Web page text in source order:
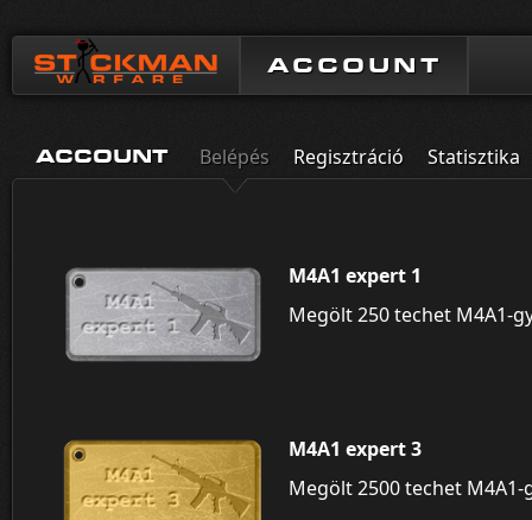
ACCOUNT
ACCOUNT Belépés Regisztráció Statisztika
M4A1 expert 1
Megölt 250 techet M4A1-
M4A1 expert 3
Megölt 2500 techet M4A1-